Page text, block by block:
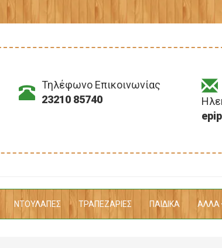
Τηλέφωνο Επικοινωνίας
23210 85740
(CURRENT)
ΝΤΟΥΛΑΠΕΣ ΤΡΑΠΕΖΑΡΙΕΣ ΠΑΙΔΙΚΑ ΑΛΛΑ